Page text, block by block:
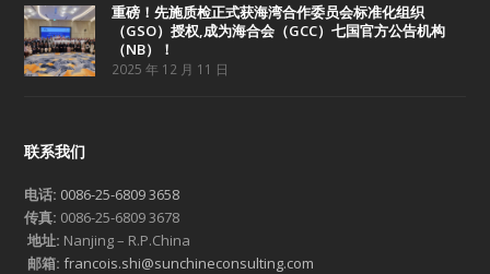
重磅！先施质检正式获海湾合作委员会标准化组织
（GSO）授权,成为海合会（GCC）七国官方公告机构
（NB）！
2025 年 12 月 11 日
联系我们
电话: 0086-25-6809 3658
传真: 0086-25-6809 3678
地址: Nanjing – R.P.China
邮箱: francois.shi@sunchineconsulting.com